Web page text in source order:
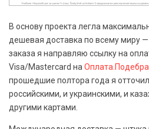
В основу проекта легла
дешевая доставка по всему миру —
заказа я направляю ссылку на
Visa/Mastercard на
прошедшие полтора года я
российскими, и украинскими, и
другими картами.